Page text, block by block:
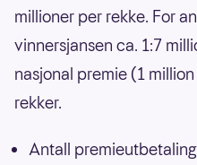
millioner per rekke. For
vinnersjansen ca. 1:7
nasjonal premie (1
rekker.
Antall